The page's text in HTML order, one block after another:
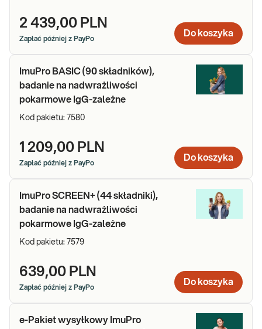
Kategoria ImuPRO – jakie badanie wybrać?
W kategorii dostępne są pakiety obejmujące oznaczenie od 44 do
270 przeciwciał specyficznych w klasie IgG, wyodrębniono
badania dedykowane wegetarianom. Zasadność wykonania badań
należy przedyskutować z dietetykiem/ lekarzem.
UWAGA: Badania z kategorii nie służą diagnozowaniu alergii
pokarmowych.
2 439,00 PLN
Zapłać później z PayPo
Do koszyka
ImuPro BASIC (90 składników),
badanie na nadwrażliwości
pokarmowe IgG-zależne
Kod pakietu: 7580
1 209,00 PLN
Zapłać później z PayPo
Do koszyka
ImuPro SCREEN+ (44 składniki),
badanie na nadwrażliwości
pokarmowe IgG-zależne
Kod pakietu: 7579
639,00 PLN
Zapłać później z PayPo
Do koszyka
e-Pakiet wysyłkowy ImuPro